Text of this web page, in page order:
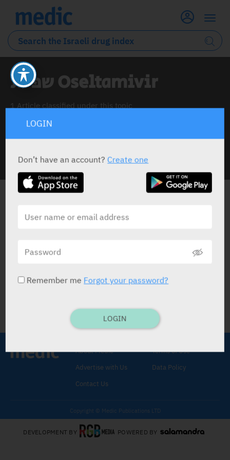
שפעת Oseltamivir
1 Article classified under this topic
ALL THE NEWS ABOUT שפעת OSELTAMIVIR
14.03.2024
About Medic
Advertise with Us
Contact Us
Terms of Use
Data Policy
Copyright © Medic Publications LTD
DEVELOPMENT BY POWERED BY
LOGIN
Don’t have an account?Create one
Remember me Forgot your password?
LOGIN